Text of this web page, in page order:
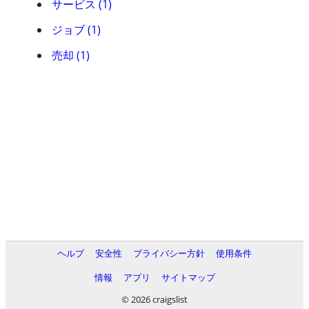
サービス (1)
ジョブ (1)
売却 (1)
ヘルプ 安全性 プライバシー方針
使用条件
情報
アプリ
サイトマップ
© 2026 craigslist